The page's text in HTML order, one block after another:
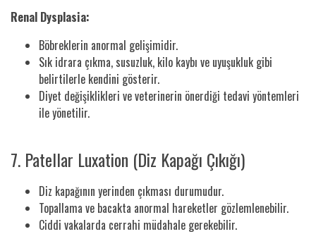
Renal Dysplasia:
Böbreklerin anormal gelişimidir.
Sık idrara çıkma, susuzluk, kilo kaybı ve uyuşukluk gibi
belirtilerle kendini gösterir.
Diyet değişiklikleri ve veterinerin önerdiği tedavi yöntemleri
ile yönetilir.
7. Patellar Luxation (Diz Kapağı Çıkığı)
Diz kapağının yerinden çıkması durumudur.
Topallama ve bacakta anormal hareketler gözlemlenebilir.
Ciddi vakalarda cerrahi müdahale gerekebilir.